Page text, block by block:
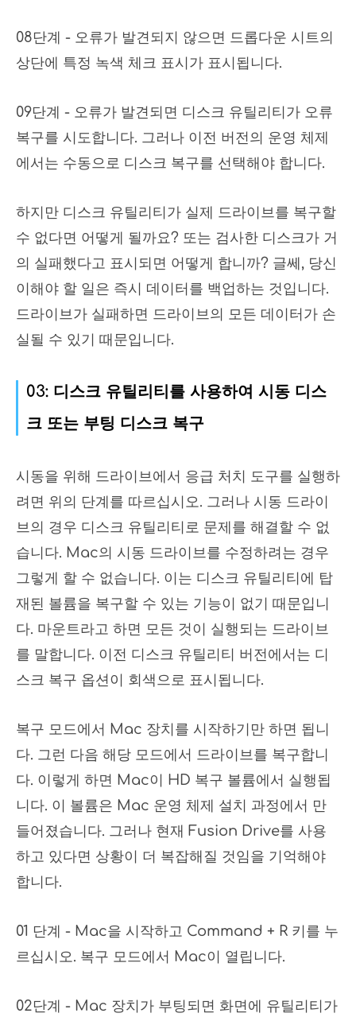
08단계 - 오류가 발견되지 않으면 드롭다운 시트의
상단에 특정 녹색 체크 표시가 표시됩니다.
09단계 - 오류가 발견되면 디스크 유틸리티가 오류
복구를 시도합니다. 그러나 이전 버전의 운영 체제
에서는 수동으로 디스크 복구를 선택해야 합니다.
하지만 디스크 유틸리티가 실제 드라이브를 복구할
수 없다면 어떻게 될까요? 또는 검사한 디스크가 거
의 실패했다고 표시되면 어떻게 합니까? 글쎄, 당신
이해야 할 일은 즉시 데이터를 백업하는 것입니다.
드라이브가 실패하면 드라이브의 모든 데이터가 손
실될 수 있기 때문입니다.
03: 디스크 유틸리티를 사용하여 시동 디스
크 또는 부팅 디스크 복구
시동을 위해 드라이브에서 응급 처치 도구를 실행하
려면 위의 단계를 따르십시오. 그러나 시동 드라이
브의 경우 디스크 유틸리티로 문제를 해결할 수 없
습니다. Mac의 시동 드라이브를 수정하려는 경우
그렇게 할 수 없습니다. 이는 디스크 유틸리티에 탑
재된 볼륨을 복구할 수 있는 기능이 없기 때문입니
다. 마운트라고 하면 모든 것이 실행되는 드라이브
를 말합니다. 이전 디스크 유틸리티 버전에서는 디
스크 복구 옵션이 회색으로 표시됩니다.
복구 모드에서 Mac 장치를 시작하기만 하면 됩니
다. 그런 다음 해당 모드에서 드라이브를 복구합니
다. 이렇게 하면 Mac이 HD 복구 볼륨에서 실행됩
니다. 이 볼륨은 Mac 운영 체제 설치 과정에서 만
들어졌습니다. 그러나 현재 Fusion Drive를 사용
하고 있다면 상황이 더 복잡해질 것임을 기억해야
합니다.
01 단계 - Mac을 시작하고 Command + R 키를 누
르십시오. 복구 모드에서 Mac이 열립니다.
02단계 - Mac 장치가 부팅되면 화면에 유틸리티가